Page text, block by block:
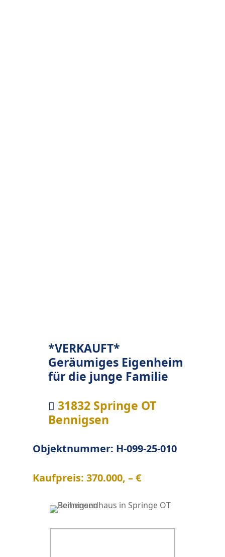
*VERKAUFT*
Geräumiges Eigenheim
für die junge Familie
 31832 Springe OT
Bennigsen
Objektnummer: H-099-25-010
Kaufpreis: 370.000, – €